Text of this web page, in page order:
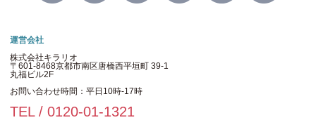
運営会社
株式会社キラリオ
〒601-8468京都市南区唐橋西平垣町 39-1
丸福ビル2F
お問い合わせ時間：平日10時-17時
TEL / 0120-01-1321